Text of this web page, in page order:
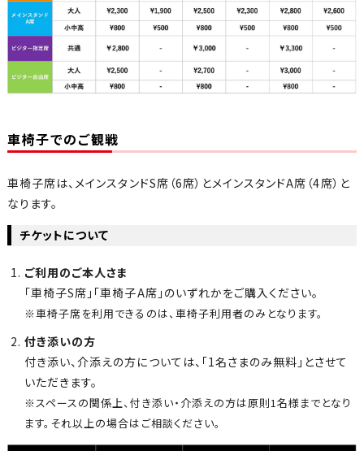
車椅子でのご観戦
車椅子席は、メインスタンドS席（6席）とメインスタンドA席（4席）と
なります。
チケットについて
ご利用のご本人さま
「車椅子S席」「車椅子A席」のいずれかをご購入ください。
※車椅子席を利用できるのは、車椅子利用者のみとなります。
付き添いの方
付き添い、介添えの方については、「1名さまのみ無料」とさせて
いただきます。
※スペースの関係上、付き添い・介添えの方は原則1名様までとなり
ます。それ以上の場合はご相談ください。